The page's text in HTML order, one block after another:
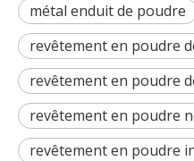
métal enduit de poudre
revêtement en poudre
revêtement en poudre
revêtement en poudre
revêtement en poudre